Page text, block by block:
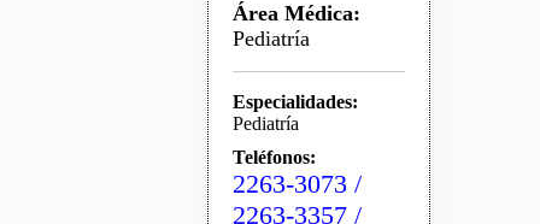
Área Médica:
Pediatría
Especialidades:
Pediatría
Teléfonos:
2263-3073 /
2263-3357 /